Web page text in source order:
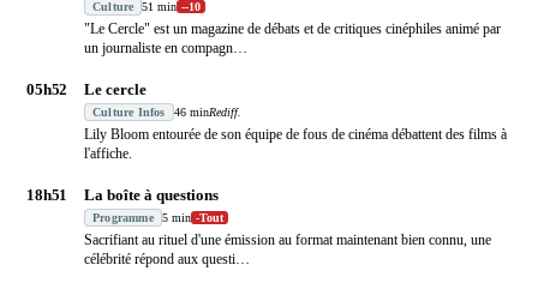
Culture 51 min --10
"Le Cercle" est un magazine de débats et de critiques cinéphiles animé par
un journaliste en compagn…
05h52 Le cercle
Culture Infos 46 minRediff.
Lily Bloom entourée de son équipe de fous de cinéma débattent des films à
l'affiche.
18h51 La boîte à questions
Programme 5 min -Tout
Sacrifiant au rituel d'une émission au format maintenant bien connu, une
célébrité répond aux questi…